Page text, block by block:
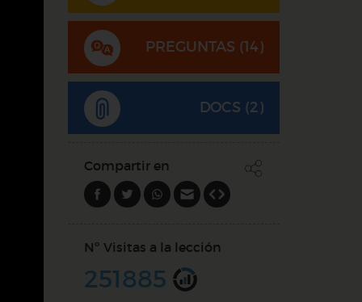
PREGUNTAS (14)
DOCS (2)
Compartir en
Nº Visitas a la lección
251885